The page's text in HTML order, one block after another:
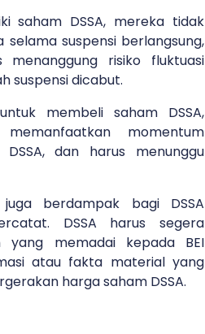
saham DSSA, mereka tidak
suspensi berlangsung,
menanggung risiko fluktuasi
suspensi dicabut.
membeli saham DSSA,
momentum
dan harus menunggu
berdampak bagi DSSA
DSSA harus segera
yang memadai kepada BEI
atau fakta material yang
harga saham DSSA.